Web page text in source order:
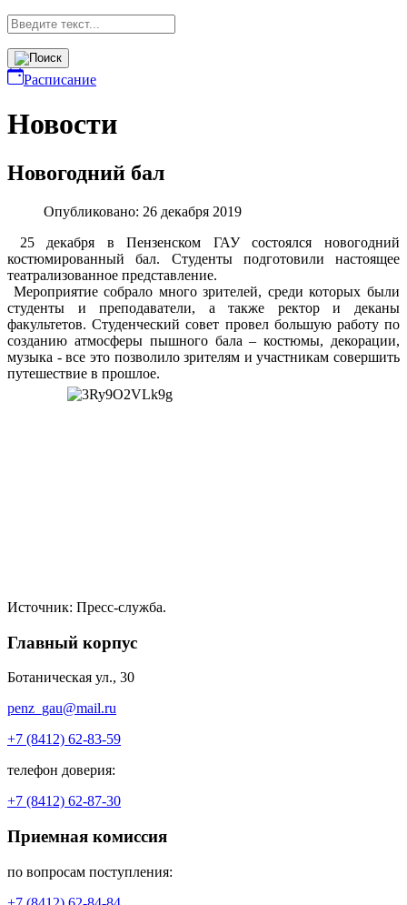
Расписание
Новости
Новогодний бал
Опубликовано: 26 декабря 2019
25 декабря в Пензенском ГАУ состоялся новогодний
костюмированный бал. Студенты подготовили настоящее
театрализованное представление.
Мероприятие собрало много зрителей, среди которых были
студенты и преподаватели, а также ректор и деканы
факультетов. Студенческий совет провел большую работу по
созданию атмосферы пышного бала – костюмы, декорации,
музыка - все это позволило зрителям и участникам совершить
путешествие в прошлое.
Источник: Пресс-служба.
Главный корпус
Ботаническая ул., 30
penz_gau@mail.ru
+7 (8412) 62-83-59
телефон доверия:
+7 (8412) 62-87-30
Приемная комиссия
по вопросам поступления: